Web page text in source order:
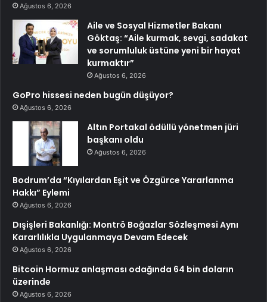
Ağustos 6, 2026
Aile ve Sosyal Hizmetler Bakanı
Göktaş: “Aile kurmak, sevgi, sadakat
ve sorumluluk üstüne yeni bir hayat
kurmaktır”
Ağustos 6, 2026
GoPro hissesi neden bugün düşüyor?
Ağustos 6, 2026
Altın Portakal ödüllü yönetmen jüri
başkanı oldu
Ağustos 6, 2026
Bodrum’da “Kıyılardan Eşit ve Özgürce Yararlanma
Hakkı” Eylemi
Ağustos 6, 2026
Dışişleri Bakanlığı: Montrö Boğazlar Sözleşmesi Aynı
Kararlılıkla Uygulanmaya Devam Edecek
Ağustos 6, 2026
Bitcoin Hormuz anlaşması odağında 64 bin doların
üzerinde
Ağustos 6, 2026